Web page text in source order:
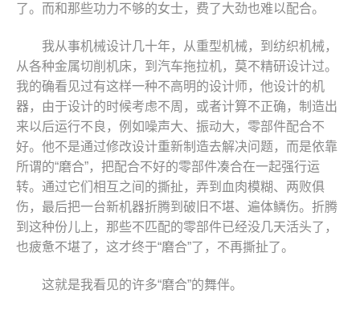
了。而和那些功力不够的女士，费了大劲也难以配合。
我从事机械设计几十年，从重型机械，到纺织机械，
从各种金属切削机床，到汽车拖拉机，莫不精研设计过。
我的确看见过有这样一种不高明的设计师，他设计的机
器，由于设计的时候考虑不周，或者计算不正确，制造出
来以后运行不良，例如噪声大、振动大，零部件配合不
好。他不是通过修改设计重新制造去解决问题，而是依靠
所谓的“磨合”，把配合不好的零部件凑合在一起强行运
转。通过它们相互之间的撕扯，弄到血肉模糊、两败俱
伤，最后把一台新机器折腾到破旧不堪、遍体鳞伤。折腾
到这种份儿上，那些不匹配的零部件已经没几天活头了，
也疲惫不堪了，这才终于“磨合”了，不再撕扯了。
这就是我看见的许多“磨合”的舞伴。